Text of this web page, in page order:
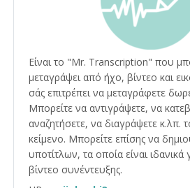
Είναι το "Mr. Transcription" που
μεταγράψει από ήχο, βίντεο και
σάς επιτρέπει να μεταγράφετε
Μπορείτε να αντιγράψετε, να
αναζητήσετε, να διαγράψετε κ.λπ.
κείμενο. Μπορείτε επίσης να
υποτίτλων, τα οποία είναι ιδανικά
βίντεο συνέντευξης.